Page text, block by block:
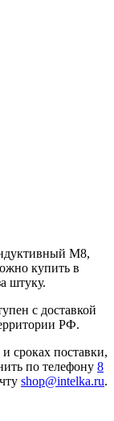
M8,
купить в
штуку.
с доставкой
РФ.
сроках поставки,
по телефону 8
shop@intelka.ru.